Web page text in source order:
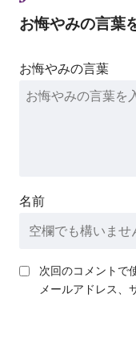
お悔やみの言葉
お悔やみの言葉
名前
次回のコメントで
メールアドレス、